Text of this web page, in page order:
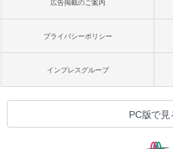
広告掲載のご案内
プライバシーポリシー
インプレスグループ
PC版で見